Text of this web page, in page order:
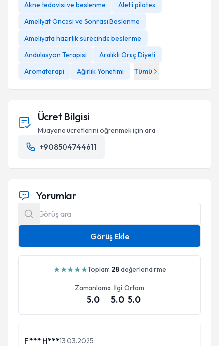
Akne tedavisi ve beslenme
Aletli pilates
Ameliyat Öncesi ve Sonrası Beslenme
Ameliyata hazırlık sürecinde beslenme
Andulasyon Terapisi
Aralıklı Oruç Diyeti
Aromaterapi
Ağırlık Yönetimi Tümü
Ücret Bilgisi
Muayene ücretlerini öğrenmek için ara
+908504744611
Yorumlar
Görüş Ekle
★★★★★Toplam 28değerlendirme
Zamanlama
5.0
İlgi
5.0
Ortam
5.0
F*** H***13.03.2025